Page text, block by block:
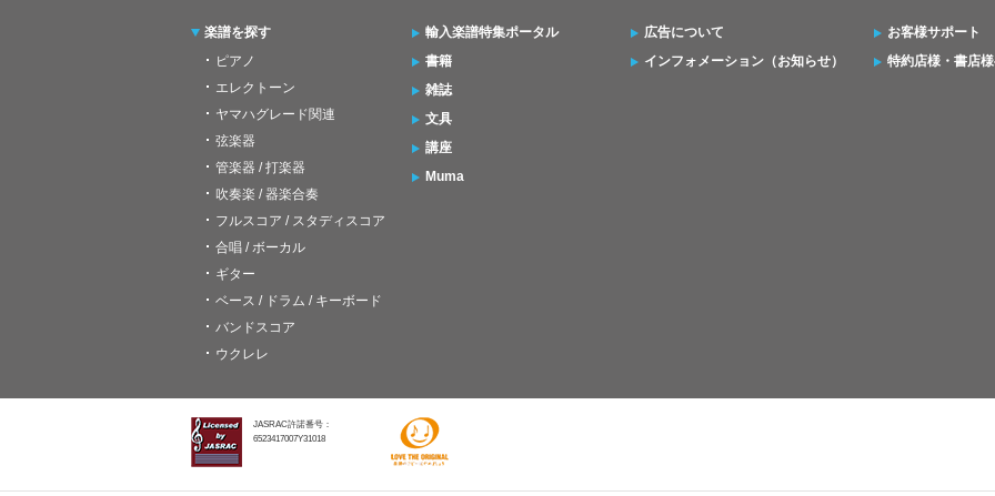
楽譜を探す
ピアノ
エレクトーン
ヤマハグレード関連
弦楽器
管楽器 / 打楽器
吹奏楽 / 器楽合奏
フルスコア / スタディスコア
合唱 / ボーカル
ギター
ベース / ドラム / キーボード
バンドスコア
ウクレレ
輸入楽譜特集ポータル
書籍
雑誌
文具
講座
Muma
広告について
インフォメーション（お知らせ）
お客様サポート
特約店様・書店
JASRAC許諾番号：
6523417007Y31018